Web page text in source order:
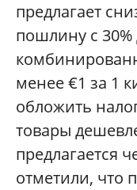
предлагает
пошлину с 30%
менее €1 за 1
обложить
товары
предлагается
отметили, что